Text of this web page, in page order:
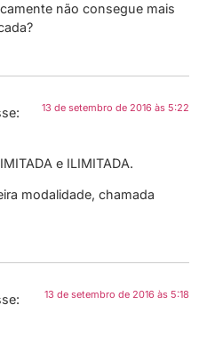
não consegue mais
13 de setembro de 2016 às 5:22
e ILIMITADA.
modalidade, chamada
13 de setembro de 2016 às 5:18